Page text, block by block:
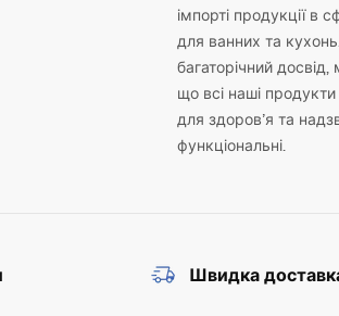
імпорті продукції в
для ванних та
багаторічний
що всі наші продукти
для здоров’я та
функціональні.
Швидка